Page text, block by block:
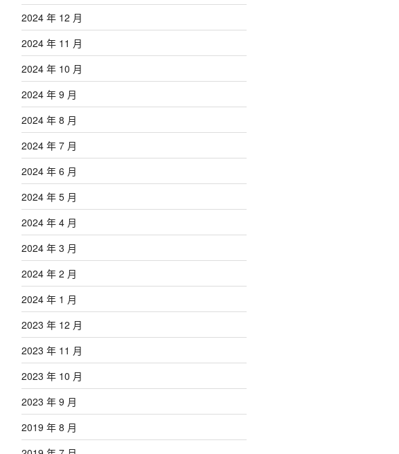
2024 年 12 月
2024 年 11 月
2024 年 10 月
2024 年 9 月
2024 年 8 月
2024 年 7 月
2024 年 6 月
2024 年 5 月
2024 年 4 月
2024 年 3 月
2024 年 2 月
2024 年 1 月
2023 年 12 月
2023 年 11 月
2023 年 10 月
2023 年 9 月
2019 年 8 月